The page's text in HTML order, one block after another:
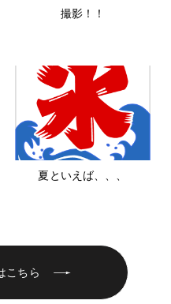
撮影！！
夏といえば、、、
こちら